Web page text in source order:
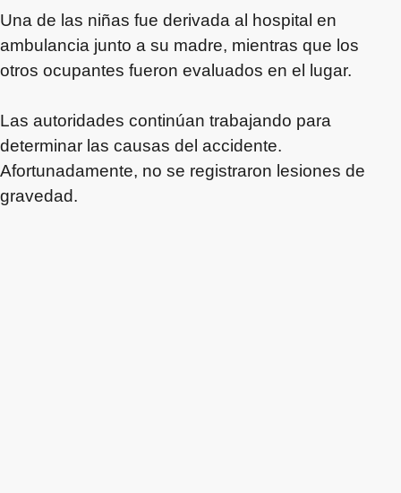
Una de las niñas fue derivada al hospital en
ambulancia junto a su madre, mientras que los
otros ocupantes fueron evaluados en el lugar.
Las autoridades continúan trabajando para
determinar las causas del accidente.
Afortunadamente, no se registraron lesiones de
gravedad.